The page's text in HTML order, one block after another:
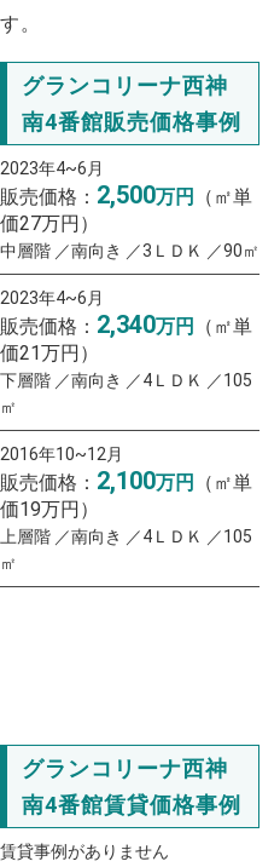
す。
グランコリーナ西神
南4番館販売価格事例
2023年4~6月
販売価格： 2,500万円
（㎡単
価27万円）
中層階 ／南向き ／3ＬＤＫ ／90㎡
2023年4~6月
販売価格： 2,340万円
（㎡単
価21万円）
下層階 ／南向き ／4ＬＤＫ ／105
㎡
2016年10~12月
販売価格： 2,100万円
（㎡単
価19万円）
上層階 ／南向き ／4ＬＤＫ ／105
㎡
グランコリーナ西神
南4番館賃貸価格事例
賃貸事例がありません